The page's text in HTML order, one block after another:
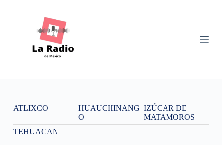
ATLIXCO
HUAUCHINANG
O
IZÚCAR DE
MATAMOROS
TEHUACAN